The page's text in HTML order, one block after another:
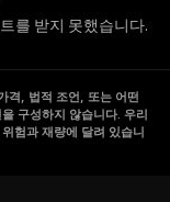
를 받지 못했습니다.
격, 법적 조언, 또는 어떤
구성하지 않습니다. 우리
험과 재량에 달려 있습니